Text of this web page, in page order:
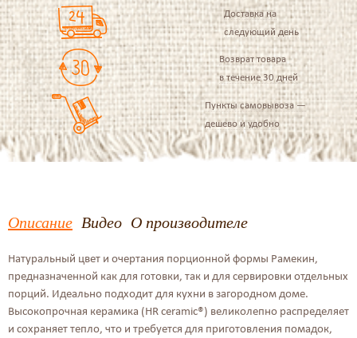
Доставка на
следующий день
Возврат товара
в течение 30 дней
Пункты самовывоза —
дешево и удобно
Описание Видео О производителе
Натуральный цвет и очертания порционной формы Рамекин,
предназначенной как для готовки, так и для сервировки отдельных
порций. Идеально подходит для кухни в загородном доме.
Высокопрочная керамика (HR ceramic®) великолепно распределяет
и сохраняет тепло, что и требуется для приготовления помадок,